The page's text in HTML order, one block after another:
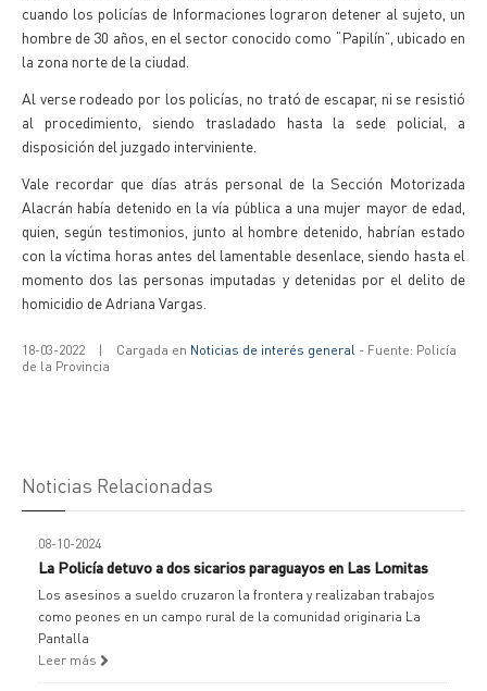
cuando los policías de Informaciones lograron detener al sujeto, un
hombre de 30 años, en el sector conocido como “Papilín”, ubicado en
la zona norte de la ciudad.
Al verse rodeado por los policías, no trató de escapar, ni se resistió
al procedimiento, siendo trasladado hasta la sede policial, a
disposición del juzgado interviniente.
Vale recordar que días atrás personal de la Sección Motorizada
Alacrán había detenido en la vía pública a una mujer mayor de edad,
quien, según testimonios, junto al hombre detenido, habrían estado
con la víctima horas antes del lamentable desenlace, siendo hasta el
momento dos las personas imputadas y detenidas por el delito de
homicidio de Adriana Vargas.
18-03-2022 | Cargada en Noticias de interés general - Fuente: Policía
de la Provincia
Noticias Relacionadas
08-10-2024
La Policía detuvo a dos sicarios paraguayos en Las Lomitas
Los asesinos a sueldo cruzaron la frontera y realizaban trabajos
como peones en un campo rural de la comunidad originaria La
Pantalla
Leer más